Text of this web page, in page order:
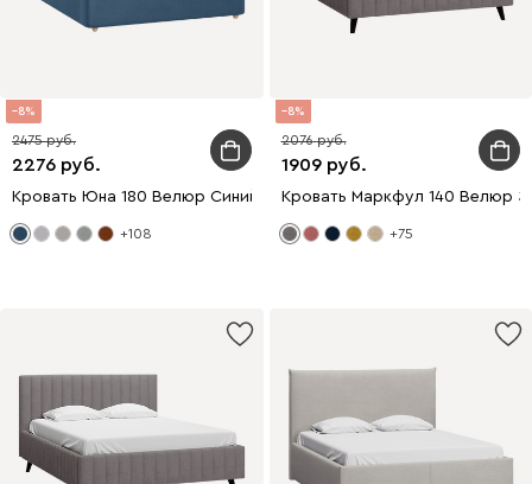
8
2276
2475
Кровать Юна 180 Велюр Синий
+108
8
1909
2076
Кровать Маркфул 140 Велюр
+75